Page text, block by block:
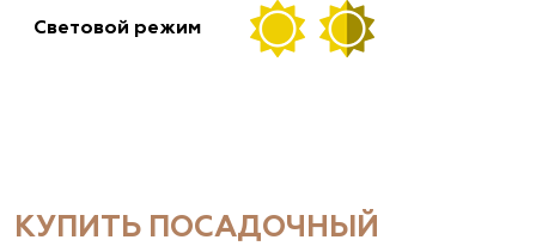
Световой режим
КУПИТЬ ПОСАДОЧНЫЙ